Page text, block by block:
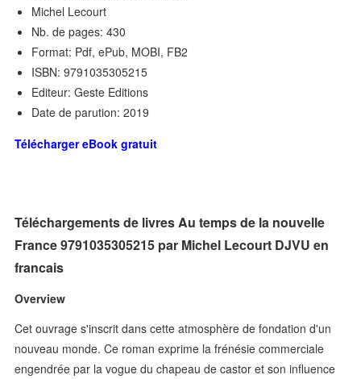
Michel Lecourt
Nb. de pages: 430
Format: Pdf, ePub, MOBI, FB2
ISBN: 9791035305215
Editeur: Geste Editions
Date de parution: 2019
Télécharger eBook gratuit
Téléchargements de livres Au temps de la nouvelle
France 9791035305215 par Michel Lecourt DJVU en
francais
Overview
Cet ouvrage s'inscrit dans cette atmosphère de fondation d'un
nouveau monde. Ce roman exprime la frénésie commerciale
engendrée par la vogue du chapeau de castor et son influence